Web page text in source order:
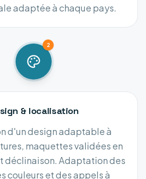
adaptée à chaque pays.
2
& localisation
d'un design adaptable à
maquettes validées en
déclinaison. Adaptation des
couleurs et des appels à